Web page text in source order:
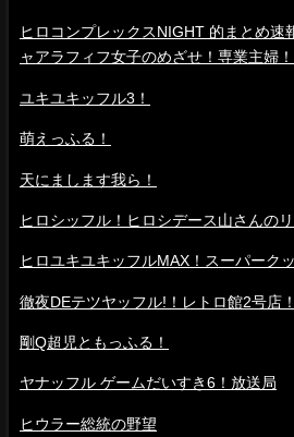
ヒロコンプレックスNIGHT 的まとめ速
ャアラフィフ女子のめざせ！専業主婦
ユキユキッフル3！
萌えっふる！
天にまします我ら！
ヒロシッフル！ヒロシデース山さんの
ヒロユキユキッフルMAX！スーパーク
徹夜DEテツヤッフル!！レトロ館2号店！
剛Q超児ともっふる！
ヤナッフル ゲームだいすき6！放送局
ヒウラー総統の野望